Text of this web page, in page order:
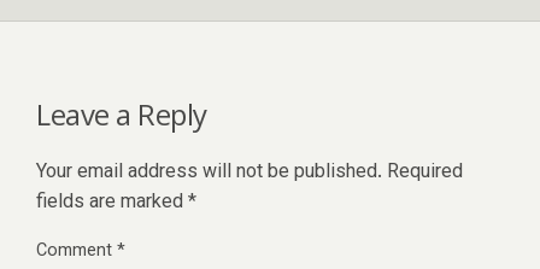
Leave a Reply
Your email address will not be published. Required
fields are marked *
Comment*